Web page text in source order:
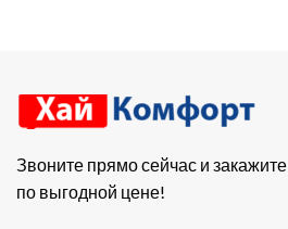
Звоните прямо сейчас и закажите
по выгодной цене!